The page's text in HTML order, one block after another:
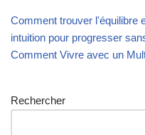
Comment trouver l'équilibre
intuition pour progresser
Comment Vivre avec un
Rechercher